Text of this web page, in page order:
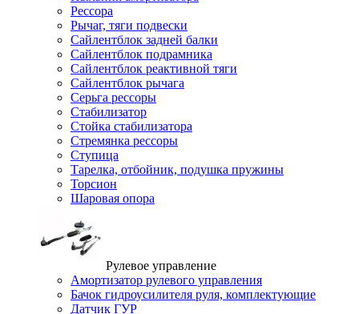
Рессора
Рычаг, тяги подвески
Сайлентблок задней балки
Сайлентблок подрамника
Сайлентблок реактивной тяги
Сайлентблок рычага
Серьга рессоры
Стабилизатор
Стойка стабилизатора
Стремянка рессоры
Ступица
Тарелка, отбойник, подушка пружины
Торсион
Шаровая опора
Рулевое управление
Амортизатор рулевого управления
Бачок гидроусилителя руля, комплектующие
Датчик ГУР